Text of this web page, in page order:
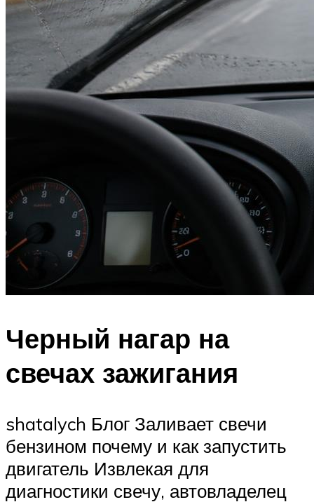
Черный нагар на
свечах зажигания
shatalych Блог Заливает свечи
бензином почему и как запустить
двигатель Извлекая для
диагностики свечу, автовладелец